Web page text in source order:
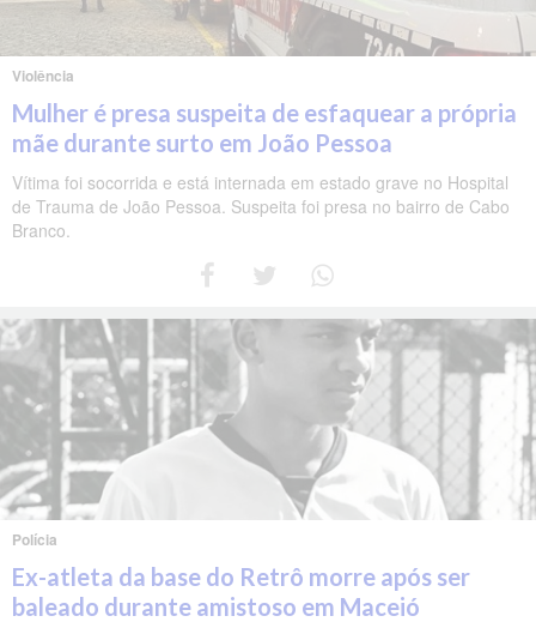
Violência
Mulher é presa suspeita de esfaquear a própria
mãe durante surto em João Pessoa
Vítima foi socorrida e está internada em estado grave no Hospital
de Trauma de João Pessoa. Suspeita foi presa no bairro de Cabo
Branco.
Polícia
Ex-atleta da base do Retrô morre após ser
baleado durante amistoso em Maceió